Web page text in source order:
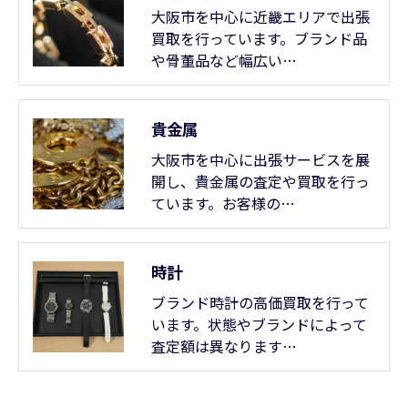
大阪市を中心に近畿エリアで出張
買取を行っています。ブランド品
や骨董品など幅広い…
貴金属
大阪市を中心に出張サービスを展
開し、貴金属の査定や買取を行っ
ています。お客様の…
時計
ブランド時計の高価買取を行って
います。状態やブランドによって
査定額は異なります…